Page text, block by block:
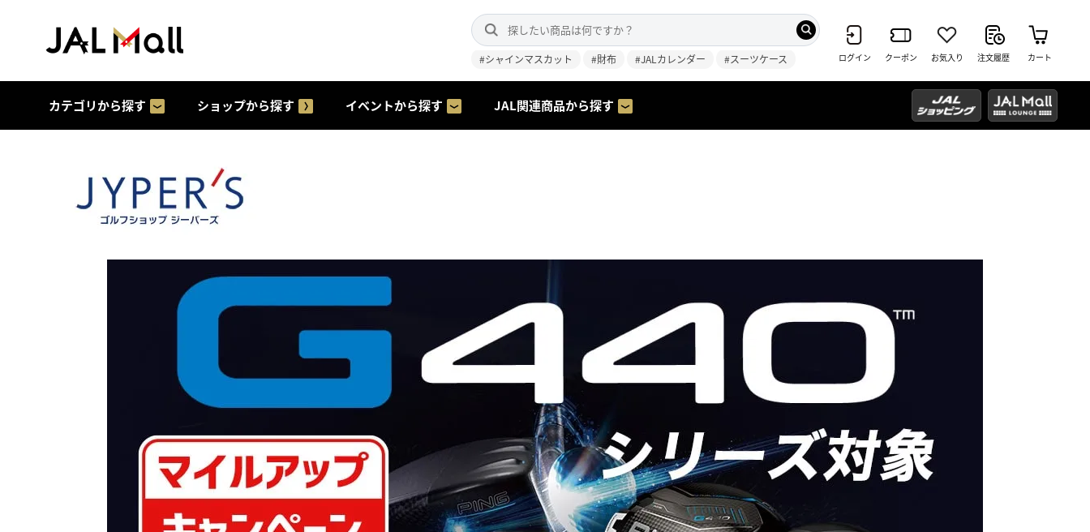
#シャインマスカット #財布 #JALカレンダー #スーツケース ログイン クーポン お気入り 注文履歴 カート
カテゴリから探す ショップから探す イベントから探す JAL関連商品から探す